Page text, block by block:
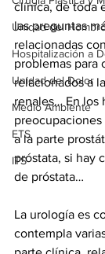
Unidad del
Hospitalización a
Unidad del Dolor
Medio Ambiente
ETS
ITS
clínica, de toda
las preguntas
relacionadas
problemas para
relacionados a
renales… En los
preocupaciones
a la parte
próstata, si hay
de próstata…
La urología es
contempla